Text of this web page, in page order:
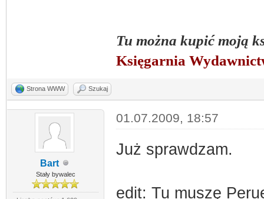
Tu można kupić moją
Księgarnia
Strona WWW Szukaj
Bart
Stały bywalec
01.07.2009, 18:57
Już sprawdzam.
edit: Tu muszę